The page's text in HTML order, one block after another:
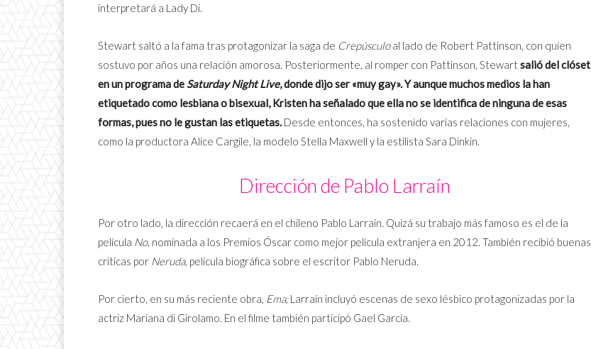
interpretará a Lady Di.
Stewart saltó a la fama tras protagonizar la saga de Crepúsculoal lado de Robert Pattinson, con quien
sostuvo por años una relación amorosa. Posteriormente, al romper con Pattinson, Stewartsalió del clóset
en un programa deSaturday Night Live, donde dijo ser «muy gay». Y aunque muchos medios la han
etiquetado como lesbiana o bisexual, Kristen ha señalado que ella no se identifica de ninguna de esas
formas, pues no le gustan las etiquetas. Desde entonces, ha sostenido varias relaciones con mujeres,
como la productora Alice Cargile, la modelo Stella Maxwell y la estilista Sara Dinkin.
Dirección de Pablo Larraín
Por otro lado, la dirección recaerá en el chileno Pablo Larraín. Quizá su trabajo más famoso es el de la
película No, nominada a los Premios Óscar como mejor película extranjera en 2012. También recibió buenas
críticas por Neruda, película biográfica sobre el escritor Pablo Neruda.
Por cierto, en su más reciente obra, Ema, Larraín incluyó escenas de sexo lésbico protagonizadas por la
actriz Mariana di Girolamo. En el filme también participó Gael García.